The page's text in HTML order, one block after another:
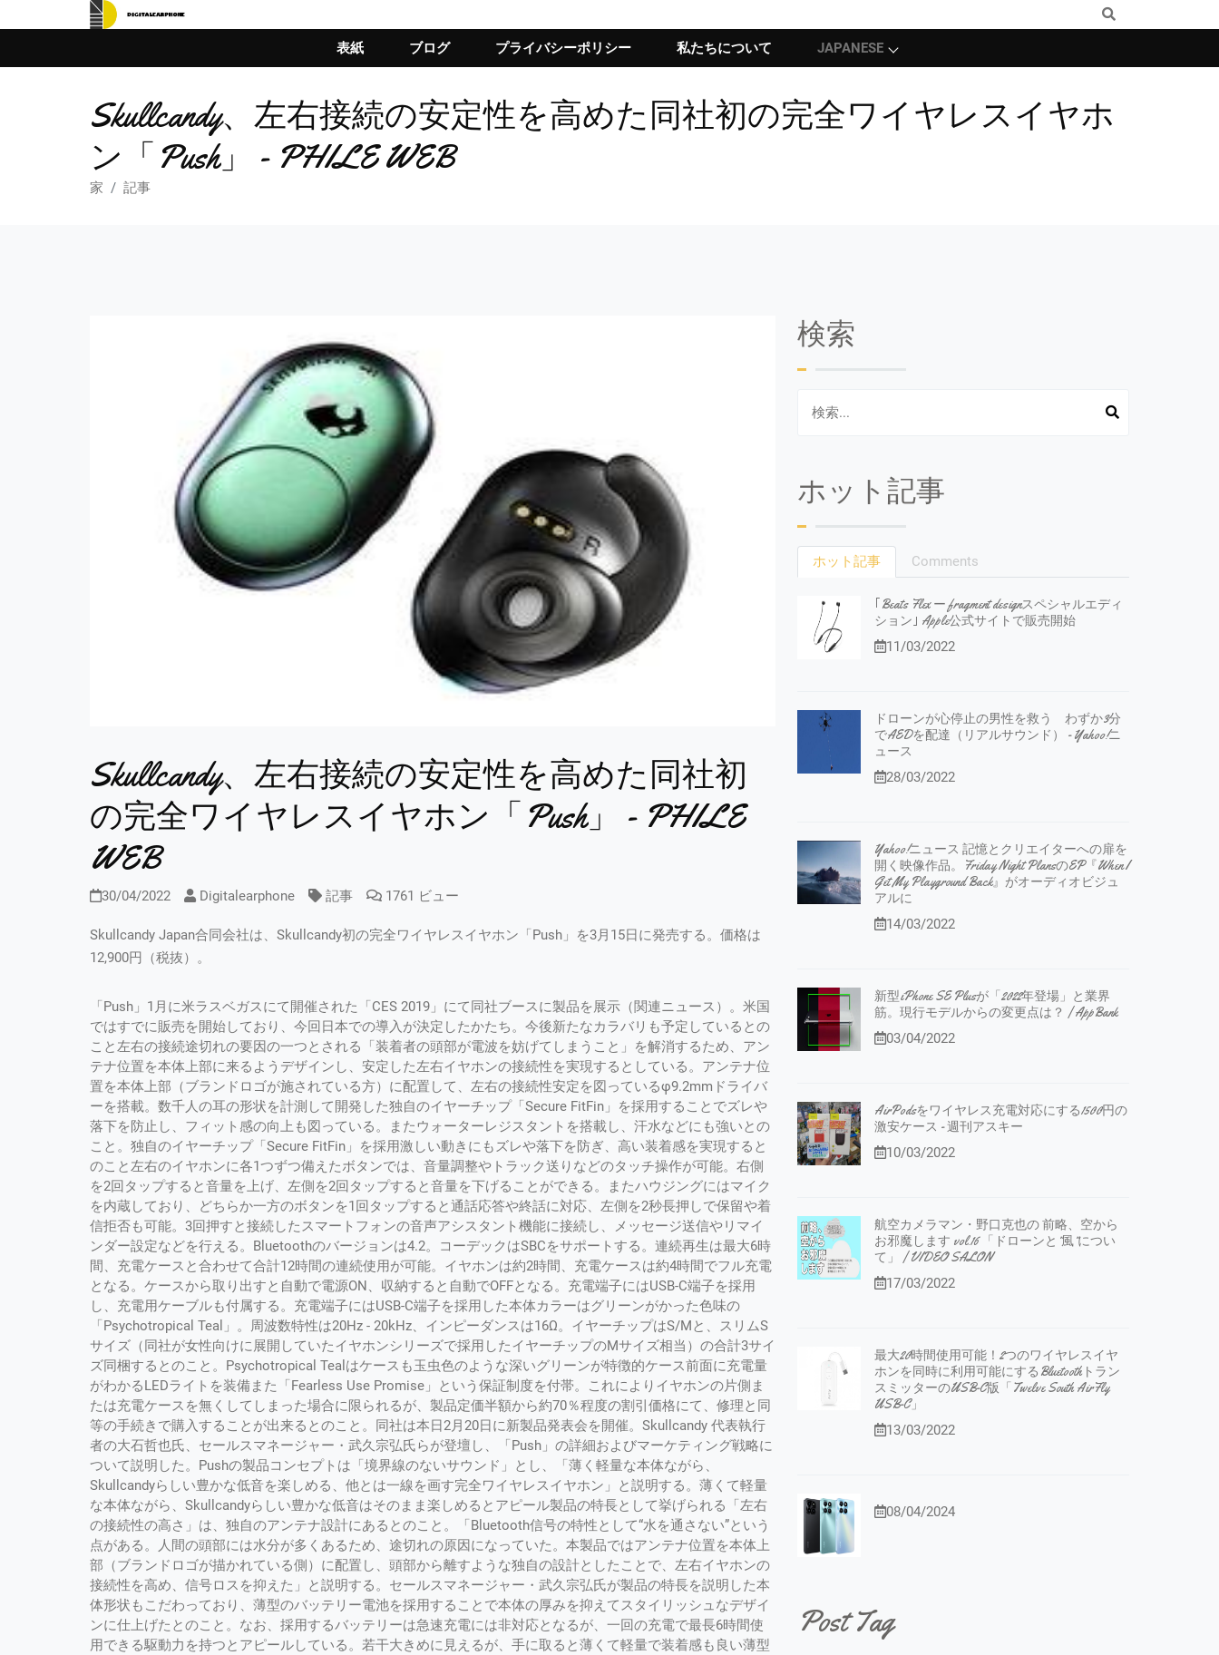
表紙 ブログ プライバシーポリシー 私たちについて JAPANESE
Skullcandy、左右接続の安定性を高めた同社初の完全ワイヤレスイヤホ
ン「Push」 - PHILE WEB
家 記事
Skullcandy、左右接続の安定性を高めた同社初
の完全ワイヤレスイヤホン「Push」 - PHILE
WEB
30/04/2022 Digitalearphone 記事 1761 ビュー
Skullcandy Japan合同会社は、Skullcandy初の完全ワイヤレスイヤホン「Push」を3月15日に発売する。価格は
12,900円（税抜）。
「Push」1月に米ラスベガスにて開催された「CES 2019」にて同社ブースに製品を展示（関連ニュース）。米国
ではすでに販売を開始しており、今回日本での導入が決定したかたち。今後新たなカラバリも予定しているとの
こと左右の接続途切れの要因の一つとされる「装着者の頭部が電波を妨げてしまうこと」を解消するため、アン
テナ位置を本体上部に来るようデザインし、安定した左右イヤホンの接続性を実現するとしている。アンテナ位
置を本体上部（ブランドロゴが施されている方）に配置して、左右の接続性安定を図っているφ9.2mmドライバ
ーを搭載。数千人の耳の形状を計測して開発した独自のイヤーチップ「Secure FitFin」を採用することでズレや
落下を防止し、フィット感の向上も図っている。またウォーターレジスタントを搭載し、汗水などにも強いとの
こと。独自のイヤーチップ「Secure FitFin」を採用激しい動きにもズレや落下を防ぎ、高い装着感を実現すると
のこと左右のイヤホンに各1つずつ備えたボタンでは、音量調整やトラック送りなどのタッチ操作が可能。右側
を2回タップすると音量を上げ、左側を2回タップすると音量を下げることができる。またハウジングにはマイク
を内蔵しており、どちらか一方のボタンを1回タップすると通話応答や終話に対応、左側を2秒長押しで保留や着
信拒否も可能。3回押すと接続したスマートフォンの音声アシスタント機能に接続し、メッセージ送信やリマイ
ンダー設定などを行える。Bluetoothのバージョンは4.2。コーデックはSBCをサポートする。連続再生は最大6時
間、充電ケースと合わせて合計12時間の連続使用が可能。イヤホンは約2時間、充電ケースは約4時間でフル充電
となる。ケースから取り出すと自動で電源ON、収納すると自動でOFFとなる。充電端子にはUSB-C端子を採用
し、充電用ケーブルも付属する。充電端子にはUSB-C端子を採用した本体カラーはグリーンがかった色味の
「Psychotropical Teal」。周波数特性は20Hz - 20kHz、インピーダンスは16Ω。イヤーチップはS/Mと、スリムS
サイズ（同社が女性向けに展開していたイヤホンシリーズで採用したイヤーチップのMサイズ相当）の合計3サイ
ズ同梱するとのこと。Psychotropical Tealはケースも玉虫色のような深いグリーンが特徴的ケース前面に充電量
がわかるLEDライトを装備また「Fearless Use Promise」という保証制度を付帯。これによりイヤホンの片側ま
たは充電ケースを無くしてしまった場合に限られるが、製品定価半額から約70％程度の割引価格にて、修理と同
等の手続きで購入することが出来るとのこと。同社は本日2月20日に新製品発表会を開催。Skullcandy 代表執行
者の大石哲也氏、セールスマネージャー・武久宗弘氏らが登壇し、「Push」の詳細およびマーケティング戦略に
ついて説明した。Pushの製品コンセプトは「境界線のないサウンド」とし、「薄く軽量な本体ながら、
Skullcandyらしい豊かな低音を楽しめる、他とは一線を画す完全ワイヤレスイヤホン」と説明する。薄くて軽量
な本体ながら、Skullcandyらしい豊かな低音はそのまま楽しめるとアピール製品の特長として挙げられる「左右
の接続性の高さ」は、独自のアンテナ設計にあるとのこと。「Bluetooth信号の特性として“水を通さない”という
点がある。人間の頭部には水分が多くあるため、途切れの原因になっていた。本製品ではアンテナ位置を本体上
部（ブランドロゴが描かれている側）に配置し、頭部から離すような独自の設計としたことで、左右イヤホンの
接続性を高め、信号ロスを抑えた」と説明する。セールスマネージャー・武久宗弘氏が製品の特長を説明した本
体形状もこだわっており、薄型のバッテリー電池を採用することで本体の厚みを抑えてスタイリッシュなデザイ
ンに仕上げたとのこと。なお、採用するバッテリーは急速充電には非対応となるが、一回の充電で最長6時間使
用できる駆動力を持つとアピールしている。若干大きめに見えるが、手に取ると薄くて軽量で装着感も良い薄型
検索
ホット記事
ホット記事 Comments
｢Beats Flex ー fragment designスペシャルエディ
ション｣ Apple公式サイトで販売開始
11/03/2022
ドローンが心停止の男性を救う わずか3分
でAEDを配達（リアルサウンド） - Yahoo!ニ
ュース
28/03/2022
Yahoo!ニュース 記憶とクリエイターへの扉を
開く映像作品。Friday Night PlansのEP『When I
Get My Playground Back』がオーディオビジュ
アルに
14/03/2022
新型iPhone SE Plusが「2022年登場」と業界
筋。現行モデルからの変更点は？ | AppBank
03/04/2022
AirPodsをワイヤレス充電対応にする1500円の
激安ケース - 週刊アスキー
10/03/2022
航空カメラマン・野口克也の 前略、空から
お邪魔します vol.16 「ドローンと”風”につい
て」 | VIDEO SALON
17/03/2022
最大20時間使用可能！2つのワイヤレスイヤ
ホンを同時に利用可能にするBluetoothトラン
スミッターのUSB-C版「Twelve South AirFly
USB-C」
13/03/2022
08/04/2024
Post Tag